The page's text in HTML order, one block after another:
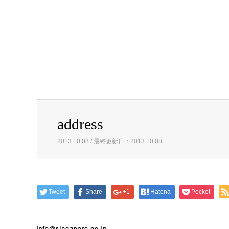
address
2013.10.08 / 最終更新日：2013.10.08
Tweet Share +1 Hatena Pocket